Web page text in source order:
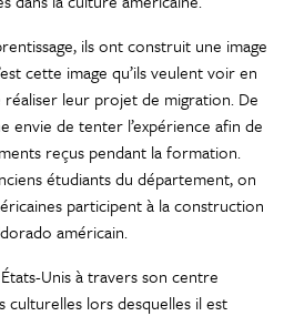
ils ont construit une image
cette image qu’ils veulent voir en
leur projet de migration. De
envie de tenter l’expérience afin de
reçus pendant la formation.
étudiants du département, on
participent à la construction
américain.
États-Unis à travers son centre
culturelles lors desquelles il est